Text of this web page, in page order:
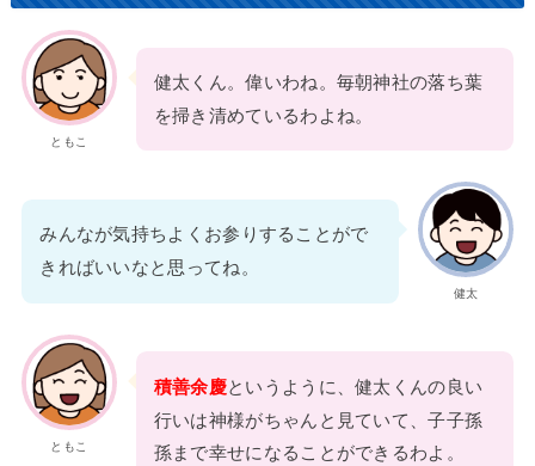
ともこ
健太くん。偉いわね。毎朝神社の落ち葉
を掃き清めているわよね。
健太
みんなが気持ちよくお参りすることがで
きればいいなと思ってね。
ともこ
積善余慶というように、健太くんの良い
行いは神様がちゃんと見ていて、子子孫
孫まで幸せになることができるわよ。